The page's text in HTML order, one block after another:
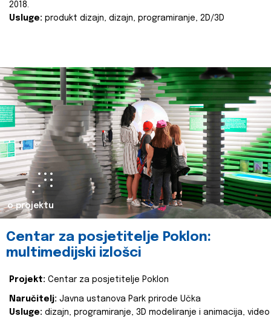
2018.
Usluge: produkt dizajn, dizajn, programiranje, 2D/3D
o projektu
Centar za posjetitelje Poklon:
multimedijski izlošci
Projekt: Centar za posjetitelje Poklon
Naručitelj: Javna ustanova Park prirode Učka
Usluge: dizajn, programiranje, 3D modeliranje i animacija, video